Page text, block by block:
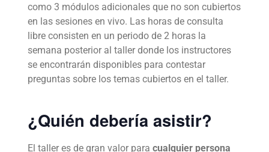
como 3 módulos adicionales que no son cubiertos
en las sesiones en vivo. Las horas de consulta
libre consisten en un periodo de 2 horas la
semana posterior al taller donde los instructores
se encontrarán disponibles para contestar
preguntas sobre los temas cubiertos en el taller.
¿Quién debería asistir?
El taller es de gran valor para cualquier persona